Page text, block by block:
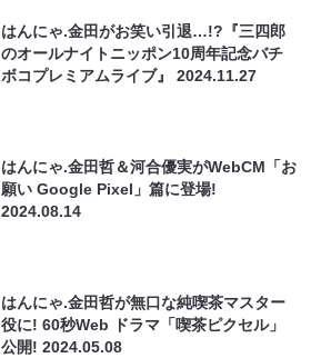
はんにゃ.金田がお笑い引退…!?『三四郎
のオールナイトニッポン10周年記念バチ
ボコプレミアムライブ』2024.11.27
はんにゃ.金田哲＆河合優実がWebCM「お
願い Google Pixel」篇に登場!
2024.08.14
はんにゃ.金田哲が無口な純喫茶マスター
役に! 60秒Web ドラマ「喫茶ピクセル」
公開!2024.05.08